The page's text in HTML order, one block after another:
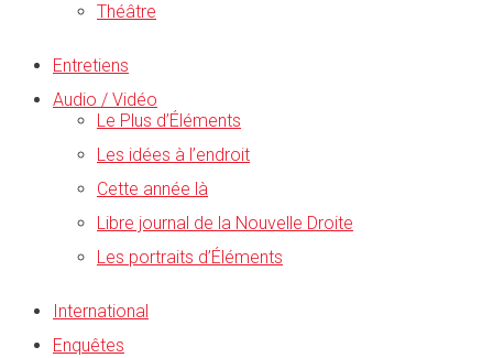
Théâtre
Entretiens
Audio / Vidéo
Le Plus d’Éléments
Les idées à l’endroit
Cette année là
Libre journal de la Nouvelle Droite
Les portraits d’Éléments
International
Enquêtes